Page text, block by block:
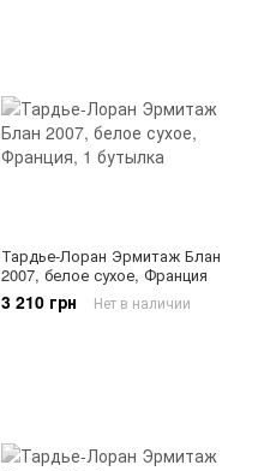
Тардье-Лоран Эрмитаж Блан
2007, белое сухое, Франция
3 210 грн Нет в наличии